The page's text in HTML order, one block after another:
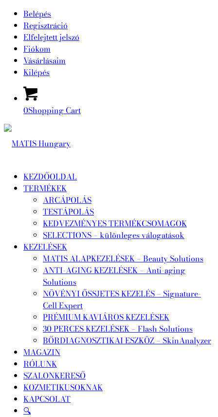
Belépés
Regisztráció
Elfelejtett jelszó
Fiókom
Vásárlásaim
Kilépés
0Shopping Cart
KEZDŐOLDAL
TERMÉKEK
ARCÁPOLÁS
TESTÁPOLÁS
KEDVEZMÉNYES TERMÉKCSOMAGOK
SELECTIONS – különleges válogatások
KEZELÉSEK
MATIS ALAPKEZELÉSEK – Beauty Solutions
ANTI-AGING KEZELÉSEK – Anti-aging
Solutions
NÖVÉNYI ŐSSJETES KEZELÉS – Signature-
Cell Expert
PRÉMIUM KAVIÁROS KEZELÉSEK
30 PERCES KEZELÉSEK – Flash Solutions
BŐRDIAGNOSZTIKAI ESZKÖZ – SkinAnalyzer
MAGAZIN
RÓLUNK
SZALONKERESŐ
KOZMETIKUSOKNAK
KAPCSOLAT
🔍